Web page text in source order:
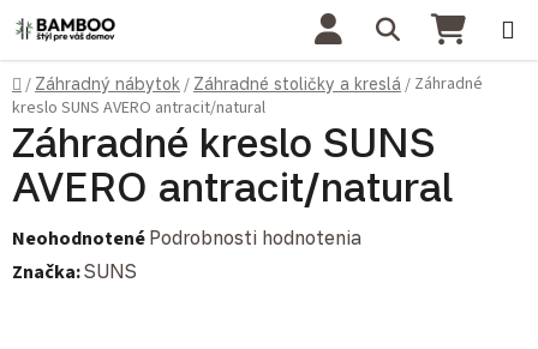
Prejsť na obsah Hľadať
Domov
/ Záhradný nábytok / Záhradné stoličky a kreslá / Záhradné
kreslo SUNS AVERO antracit/natural
Záhradné kreslo SUNS
AVERO antracit/natural
Priemerné hodnotenie produktu je 0,0 z 5 hviezdičiek.
Neohodnotené Podrobnosti hodnotenia
Značka:SUNS